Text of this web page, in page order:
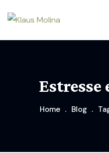
Home Blog